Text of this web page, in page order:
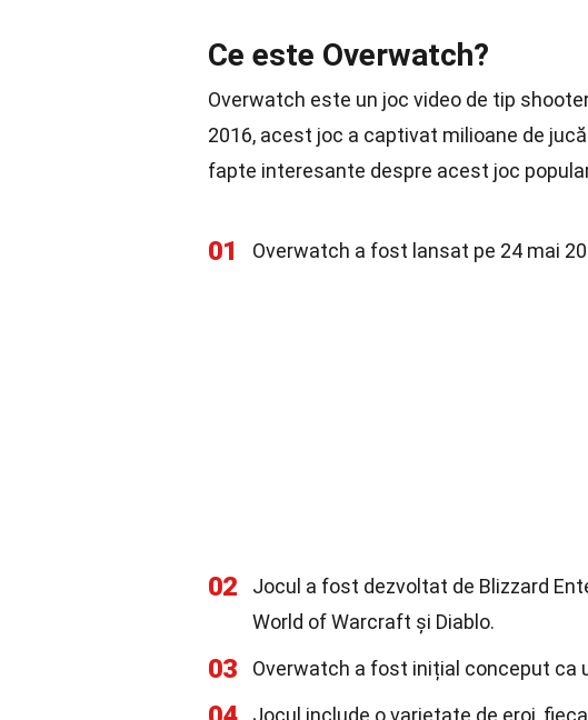
Ce este Overwatch?
Overwatch este un joc video de tip
2016, acest joc a captivat milioane de
fapte interesante despre acest joc
01 Overwatch a fost lansat pe 24 mai
02
Jocul a fost dezvoltat de Blizzard
World of Warcraft și Diablo.
03 Overwatch a fost inițial conceput ca
Jocul include o varietate de eroi,